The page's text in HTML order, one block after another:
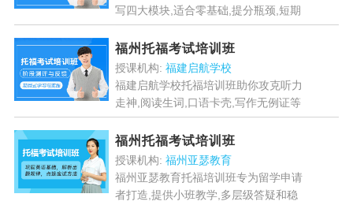
写四大模块,适合零基础,提分瓶颈,短期
冲刺及留学规划学员,助你突破托福高
分,圆梦世界院校....[详情]
福州托福考试培训班
授课机构: 福建启航学校
福建启航学校托福培训班助你攻克听力
走神,阅读生词,口语卡壳,写作无例证等
难题,提供个性化学习计划,题型解析和
实战模拟,快速提升托福成绩....
福州托福考试培训班
授课机构: 福州亚瑟教育
福州亚瑟教育托福培训班专为留学申请
者打造,提供小班教学,多层级答疑和稳